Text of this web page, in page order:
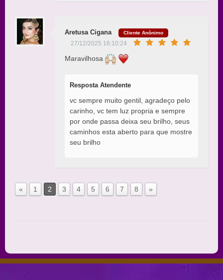
Aretusa Cigana Cliente Anônimo
27/12/2025 16:10:24
Maravilhosa
Resposta Atendente
vc sempre muito gentil, agradeço pelo
carinho, vc tem luz propria e sempre
por onde passa deixa seu brilho, seus
caminhos esta aberto para que mostre
seu brilho
« 1 2 3 4 5 6 7 8 »